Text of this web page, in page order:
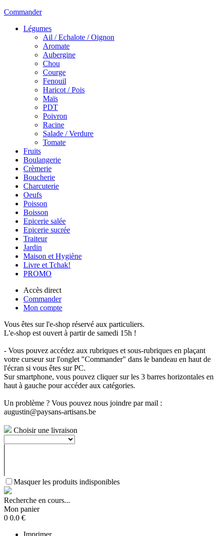
Commander
Légumes
Ail / Echalote / Oignon
Aromate
Aubergine
Chou
Courge
Fenouil
Haricot / Pois
Maïs
PDT
Poivron
Racine
Salade / Verdure
Tomate
Fruits
Boulangerie
Crèmerie
Boucherie
Charcuterie
Oeufs
Poisson
Boisson
Epicerie salée
Epicerie sucrée
Traiteur
Jardin
Maison et Hygiène
Livre et Tchak!
PROMO
Accès direct
Commander
Mon compte
Vous êtes sur l'e-shop réservé aux particuliers.
L'e-shop est ouvert à partir de samedi 15h !
- Vous pouvez accédez aux rubriques et sous-rubriques en plaçant
votre curseur sur l'onglet "Commander" dans le bandeau en haut de
l'écran si vous êtes sur PC.
Sur smartphone, vous pouvez cliquer sur les 3 barres horizontales en
haut à gauche pour accéder aux catégories.
Un problème ? Vous pouvez nous joindre par mail :
augustin@paysans-artisans.be
Choisir une livraison
Masquer les produits indisponibles
Recherche en cours...
Mon panier
0 0.0 €
Imprimer